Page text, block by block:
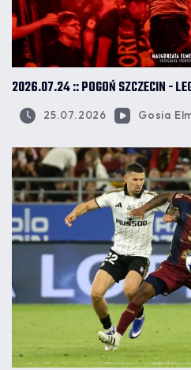
2026.07.24 :: POGOŃ SZCZECIN -
25.07.2026 Gosia